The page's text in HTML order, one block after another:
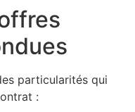
particularités qui
: